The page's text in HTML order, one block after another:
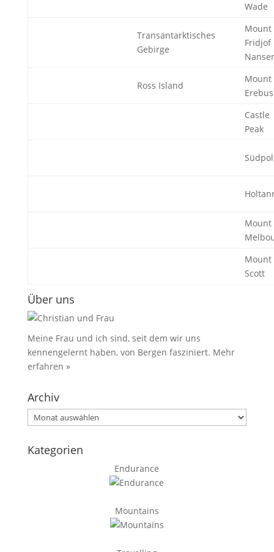
Wade
Transantarktisches
Gebirge
Mount
Fridjof
Ross Island
Mount
Erebus
Castle
Peak
Südpol
Mount
Mount
Scott
Über uns
Meine Frau und ich sind, seit dem wir uns
kennengelernt haben, von Bergen fasziniert. Mehr
erfahren »
Archiv
Archiv
Kategorien
Endurance
Mountains